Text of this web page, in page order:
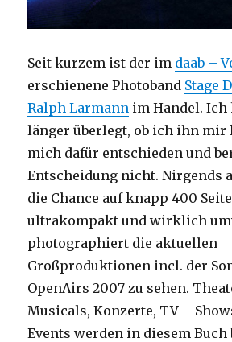
Seit kurzem ist der im daab –
erschienene Photoband Stage
Ralph Larmann im Handel. Ich
länger überlegt, ob ich ihn mir
mich dafür entschieden und
Entscheidung nicht. Nirgends
die Chance auf knapp 400
ultrakompakt und wirklich
photographiert die aktuellen
Großproduktionen incl. der
OpenAirs 2007 zu sehen.
Musicals, Konzerte, TV –
Events werden in diesem Buch